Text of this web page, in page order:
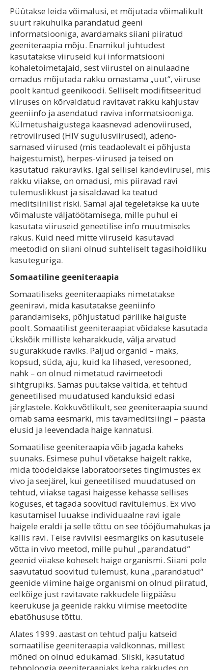
Püütakse leida võimalusi, et mõjutada võimalikult
suurt rakuhulka parandatud geeni
informatsiooniga, avardamaks siiani piiratud
geeniteraapia mõju. Enamikul juhtudest
kasutatakse viiruseid kui informatsiooni
kohaletoimetajaid, sest viirustel on ainulaadne
omadus mõjutada rakku omastama „uut“, viiruse
poolt kantud geenikoodi. Selliselt modifitseeritud
viiruses on kõrvaldatud ravitavat rakku kahjustav
geeniinfo ja asendatud raviva informatsiooniga.
Külmetushaigustega kaasnevad adenoviirused,
retroviirused (HIV sugulusviirused), adeno-
sarnased viirused (mis teadaolevalt ei põhjusta
haigestumist), herpes-viirused ja teised on
kasutatud rakuraviks. Igal sellisel kandeviirusel, mis
rakku viiakse, on omadusi, mis piiravad ravi
tulemuslikkust ja sisaldavad ka teatud
meditsiinilist riski. Samal ajal tegeletakse ka uute
võimaluste väljatöötamisega, mille puhul ei
kasutata viiruseid geneetilise info muutmiseks
rakus. Kuid need mitte viiruseid kasutavad
meetodid on siiani olnud suhteliselt tagasihoidliku
kasuteguriga.
Somaatiline geeniteraapia
Somaatiliseks geeniteraapiaks nimetatakse
geeniravi, mida kasutatakse geeniinfo
parandamiseks, põhjustatud pärilike haiguste
poolt. Somaatilist geeniteraapiat võidakse kasutada
ükskõik milliste keharakkude, välja arvatud
sugurakkude raviks. Paljud organid – maks,
kopsud, süda, aju, kuid ka lihased, veresooned,
nahk – on olnud nimetatud ravimeetodi
sihtgrupiks. Samas püütakse vältida, et tehtud
geneetilised muudatused kanduksid edasi
järglastele. Kokkuvõtlikult, see geeniteraapia suund
omab sama eesmärki, mis tavameditsiingi – päästa
elusid ja leevendada haige kannatusi.
Somaatilise geeniteraapia võib jagada kaheks
suunaks. Esimese puhul võetakse haigelt rakke,
mida töödeldakse laboratoorsetes tingimustes ex
vivo ja seejärel, kui geneetilised muudatused on
tehtud, viiakse tagasi haigesse kehasse sellises
koguses, et tagada soovitud ravitulemus. Ex vivo
kasutamisel luuakse individuaalne ravi igale
haigele eraldi ja selle tõttu on see tööjõumahukas ja
kallis ravi. Teise raviviisi eesmärgiks on kasutusele
võtta in vivo meetod, mille puhul „parandatud“
geenid viiakse koheselt haige organismi. Siiani pole
saavutatud soovitud tulemust, kuna „parandatud“
geenide viimine haige organismi on olnud piiratud,
eelkõige just ravitavate rakkudele liigpääsu
keerukuse ja geenide rakku viimise meetodite
ebatõhususe tõttu.
Alates 1999. aastast on tehtud palju katseid
somaatilise geeniteraapia valdkonnas, millest
mõned on olnud edukamad. Siiski, kasutatud
tehnoloogia geeniteraapiaks keha rakkudes on